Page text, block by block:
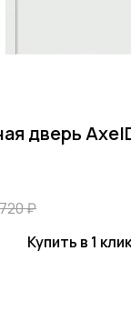
дверь
720 ₽
Купить в 1 клик